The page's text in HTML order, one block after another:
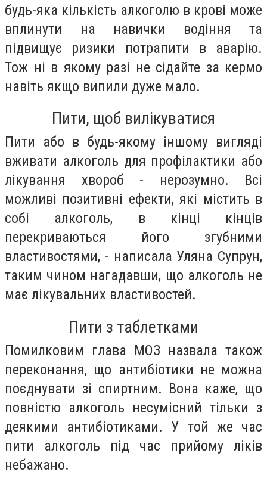
будь-яка кількість алкоголю в крові може
вплинути на навички водіння та
підвищує ризики потрапити в аварію.
Тож ні в якому разі не сідайте за кермо
навіть якщо випили дуже мало.
Пити, щоб вилікуватися
Пити або в будь-якому іншому вигляді
вживати алкоголь для профілактики або
лікування хвороб - нерозумно. Всі
можливі позитивні ефекти, які містить в
собі алкоголь, в кінці кінців
перекриваються його згубними
властивостями, - написала Уляна Супрун,
таким чином нагадавши, що алкоголь не
має лікувальних властивостей.
Пити з таблетками
Помилковим глава МОЗ назвала також
переконання, що антибіотики не можна
поєднувати зі спиртним. Вона каже, що
повністю алкоголь несумісний тільки з
деякими антибіотиками. У той же час
пити алкоголь під час прийому ліків
небажано.